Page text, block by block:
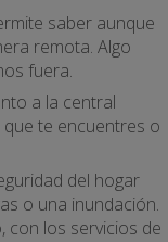
saber aunque
remota. Algo
fuera.
a la central
te encuentres o
del hogar
o una inundación.
con los servicios de